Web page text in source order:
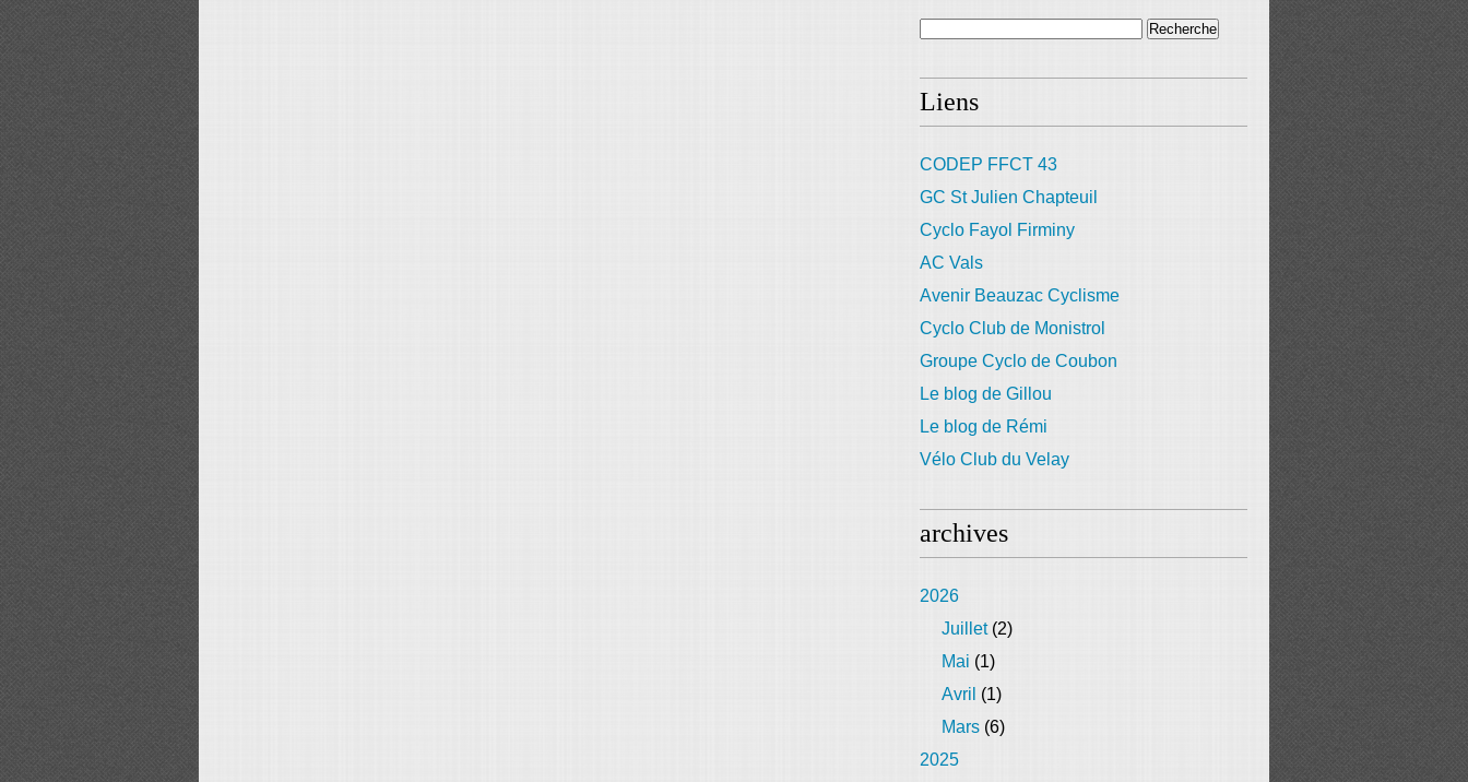
Liens
CODEP FFCT 43
GC St Julien Chapteuil
Cyclo Fayol Firminy
AC Vals
Avenir Beauzac Cyclisme
Cyclo Club de Monistrol
Groupe Cyclo de Coubon
Le blog de Gillou
Le blog de Rémi
Vélo Club du Velay
archives
2026
Juillet(2)
Mai (1)
Avril (1)
Mars (6)
2025